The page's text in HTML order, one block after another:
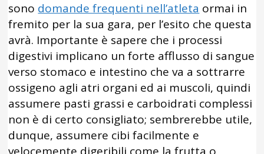
sono domande frequenti nell’atleta ormai in
fremito per la sua gara, per l’esito che questa
avrà. Importante è sapere che i processi
digestivi implicano un forte afflusso di sangue
verso stomaco e intestino che va a sottrarre
ossigeno agli atri organi ed ai muscoli, quindi
assumere pasti grassi e carboidrati complessi
non è di certo consigliato; sembrerebbe utile,
dunque, assumere cibi facilmente e